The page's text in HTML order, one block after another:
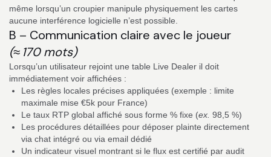
même lorsqu’un croupier manipule physiquement les cartes
aucune interférence logicielle n’est possible.
B – Communication claire avec le joueur
(≈ 170 mots)
Lorsqu’un utilisateur rejoint une table Live Dealer il doit
immédiatement voir affichées :
Les règles locales précises appliquées (exemple : limite
maximale mise €5k pour France)
Le taux RTP global affiché sous forme % fixe (ex. 98,5 %)
Les procédures détaillées pour déposer plainte directement
via chat intégré ou via email dédié
Un indicateur visuel montrant si le flux est certifié par audit